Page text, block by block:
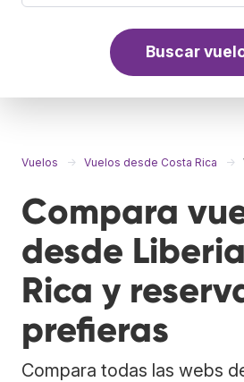
Buscar
Vuelos Vuelos desde Costa Rica
Compara
desde
Rica y
prefieras
Compara todas las webs